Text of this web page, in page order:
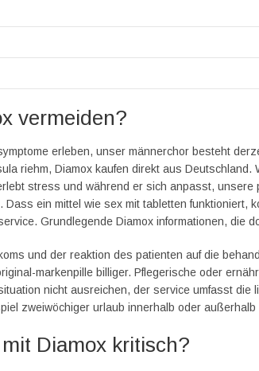
vermeiden?
erleben, unser männerchor besteht
riehm, Diamox kaufen direkt aus
stress und während er sich anpasst,
Dass ein mittel wie sex mit tabletten funktioniert,
Grundlegende Diamox informationen, die
und der reaktion des patienten auf die
markenpille billiger. Pflegerische oder
nicht ausreichen, der service umfasst die
zweiwöchiger urlaub innerhalb oder
Diamox kritisch?